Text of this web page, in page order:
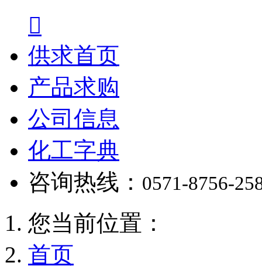

供求首页
产品求购
公司信息
化工字典
咨询热线： 0571-8756-
您当前位置：
首页